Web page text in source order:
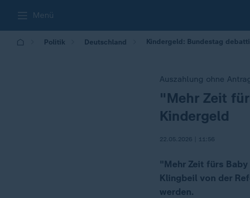
Menü
Politik Deutschland Kindergeld: Bundestag
Auszahlung ohne
:"Mehr Zeit
Kindergeld
22.05.2026 | 11:56
"Mehr Zeit fürs
Klingbeil von der
werden.